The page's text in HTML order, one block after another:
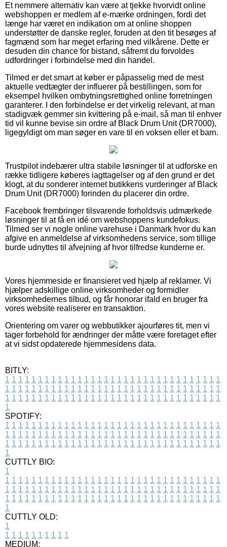
Et nemmere alternativ kan være at tjekke hvorvidt online
webshoppen er medlem af e-mærke ordningen, fordi det
længe har været en indikation om at online shoppen
understøtter de danske regler, foruden at den tit besøges af
fagmænd som har meget erfaring med vilkårene. Dette er
desuden din chance for bistand, såfremt du forvoldes
udfordringer i forbindelse med din handel.
Tilmed er det smart at køber er påpasselig med de mest
aktuelle vedtægter der influerer på bestillingen, som for
eksempel hvilken ombytningsrettighed online forretningen
garanterer. I den forbindelse er det virkelig relevant, at man
stadigvæk gemmer sin kvittering på e-mail, så man til enhver
tid vil kunne bevise sin ordre af Black Drum Unit (DR7000),
ligegyldigt om man søger en vare til en voksen eller et barn.
Trustpilot indebærer ultra stabile løsninger til at udforske en
række tidligere køberes iagttagelser og af den grund er det
klogt, at du sonderer internet butikkens vurderinger af Black
Drum Unit (DR7000) forinden du placerer din ordre.
Facebook frembringer tilsvarende forholdsvis udmærkede
løsninger til at få en idé om webshoppens kundefokus.
Tilmed ser vi nogle online varehuse i Danmark hvor du kan
afgive en anmeldelse af virksomhedens service, som tillige
burde udnyttes til afvejning af hvor tilfredse kunderne er.
Vores hjemmeside er finansieret ved hjælp af reklamer. Vi
hjælper adskillige online virksomheder og formidler
virksomhedernes tilbud, og får honorar ifald en bruger fra
vores website realiserer en transaktion.
Orientering om varer og webbutikker ajourføres tit, men vi
tager forbehold for ændringer der måtte være foretaget efter
at vi sidst opdaterede hjemmesidens data.
BITLY:
1 1 1 1 1 1 1 1 1 1 1 1 1 1 1 1 1 1 1 1 1 1 1 1 1 1 1 1 1 1 1 1 1
1 1 1 1 1 1 1 1 1 1 1 1 1 1 1 1 1 1 1 1 1 1 1 1 1 1 1 1 1 1 1 1 1
1 1 1 1 1 1 1 1 1 1 1 1 1 1 1 1 1 1 1 1 1 1 1 1 1 1 1 1 1 1 1 1 1
1
SPOTIFY:
1 1 1 1 1 1 1 1 1 1 1 1 1 1 1 1 1 1 1 1 1 1 1 1 1 1 1 1 1 1 1 1 1
1 1 1 1 1 1 1 1 1 1 1 1 1 1 1 1 1 1 1 1 1 1 1 1 1 1 1 1 1 1 1 1 1
1 1 1 1 1 1 1 1 1 1 1 1 1 1 1 1 1 1 1 1 1 1 1 1 1 1 1 1 1 1 1 1 1
1
CUTTLY BIO:
1
1 1 1 1 1 1 1 1 1 1 1 1 1 1 1 1 1 1 1 1 1 1 1 1 1 1 1 1 1 1 1 1 1
1 1 1 1 1 1 1 1 1 1 1 1 1 1 1 1 1 1 1 1 1 1 1 1 1 1 1 1 1 1 1 1 1
1 1 1 1 1 1 1 1 1 1 1 1 1 1 1 1 1 1 1 1 1 1 1 1 1 1 1 1 1 1 1 1 1
1
CUTTLY OLD:
1
1 1 1 1 1 1 1 1 1 1
MEDIUM: